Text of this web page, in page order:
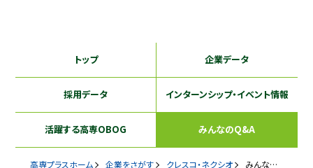
トップ 企業データ
採用データ インターンシップ・イベント情報
活躍する高専OBOG みんなのQ&A
高専プラスホーム 企業をさがす クレスコ・ネクシオ みんなのQ&A